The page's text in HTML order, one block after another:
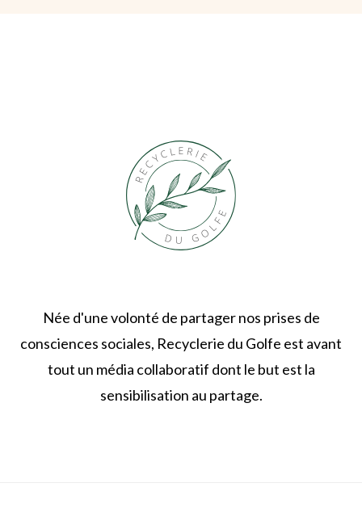
Née d'une volonté de partager nos prises de
consciences sociales, Recyclerie du Golfe est avant
tout un média collaboratif dont le but est la
sensibilisation au partage.